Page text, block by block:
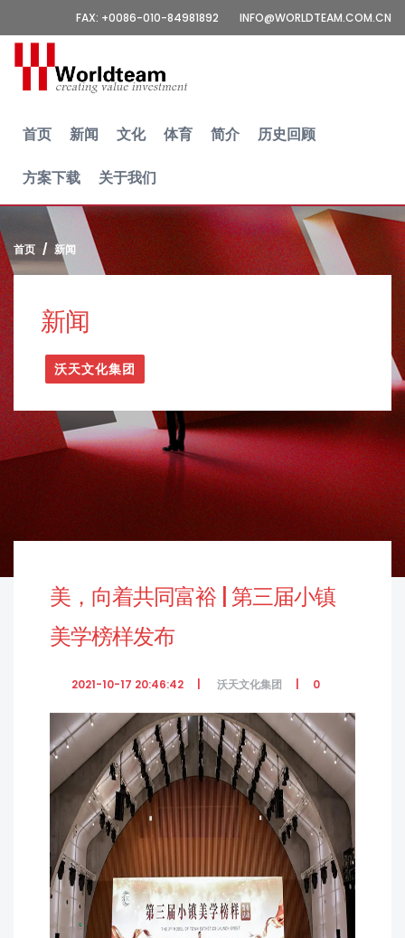
FAX: +0086-010-84981892 INFO@WORLDTEAM.COM.CN
首页 新闻 文化 体育 简介 历史回顾
方案下载 关于我们
首页 新闻
新闻
沃天文化集团
美，向着共同富裕 | 第三届小镇
美学榜样发布
2021-10-17 20:46:42 沃天文化集团 0